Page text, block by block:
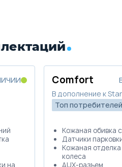
на
Comfort
В дополнение к
Топ потребителей
Кожаная обивка
Датчики
Кожаная отделка
колеса
AUX-разъем